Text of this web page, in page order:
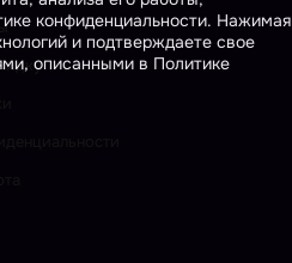
конфиденциальности. Нажимая
и подтверждаете свое
описанными в Политике